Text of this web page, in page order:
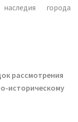
наследия города
рассмотрения
историческому